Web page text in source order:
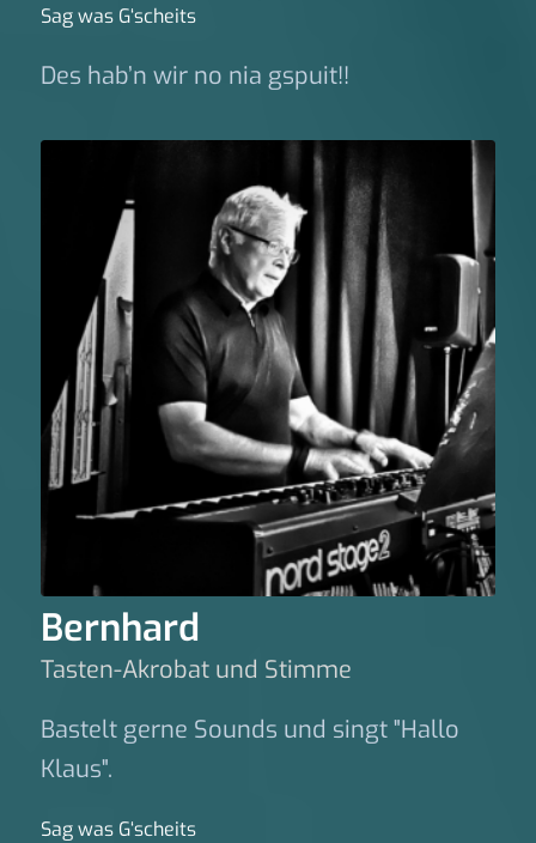
Sag was G‘scheits
Des hab’n wir no nia gspuit!!
Bernhard
Tasten-Akrobat und Stimme
Bastelt gerne Sounds und singt "Hallo
Klaus".
Sag was G‘scheits